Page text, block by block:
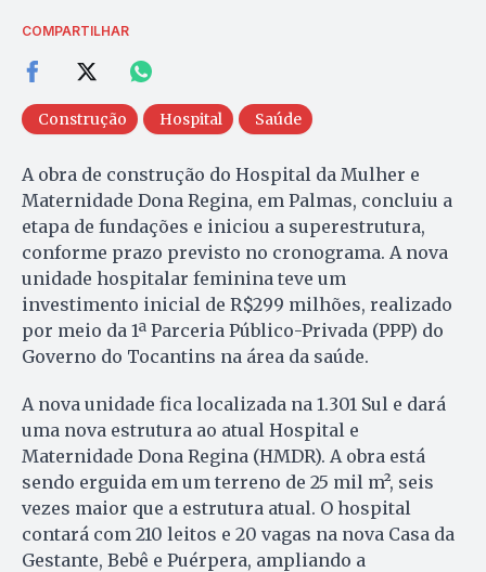
COMPARTILHAR
Construção Hospital Saúde
A obra de construção do Hospital da Mulher e
Maternidade Dona Regina, em Palmas, concluiu a
etapa de fundações e iniciou a superestrutura,
conforme prazo previsto no cronograma. A nova
unidade hospitalar feminina teve um
investimento inicial de R$299 milhões, realizado
por meio da 1ª Parceria Público-Privada (PPP) do
Governo do Tocantins na área da saúde.
A nova unidade fica localizada na 1.301 Sul e dará
uma nova estrutura ao atual Hospital e
Maternidade Dona Regina (HMDR). A obra está
sendo erguida em um terreno de 25 mil m², seis
vezes maior que a estrutura atual. O hospital
contará com 210 leitos e 20 vagas na nova Casa da
Gestante, Bebê e Puérpera, ampliando a